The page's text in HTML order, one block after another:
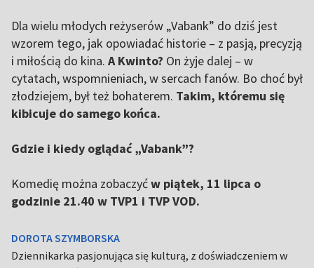
Dla wielu młodych reżyserów „Vabank” do dziś jest
wzorem tego, jak opowiadać historie – z pasją, precyzją
i miłością do kina. A Kwinto? On żyje dalej – w
cytatach, wspomnieniach, w sercach fanów. Bo choć był
złodziejem, był też bohaterem. Takim, któremu się
kibicuje do samego końca.
Gdzie i kiedy oglądać „Vabank”?
Komedię można zobaczyćw piątek, 11 lipca o
godzinie 21.40 w TVP1 i TVP VOD.
DOROTA SZYMBORSKA
Dziennikarka pasjonująca się kulturą, z doświadczeniem w